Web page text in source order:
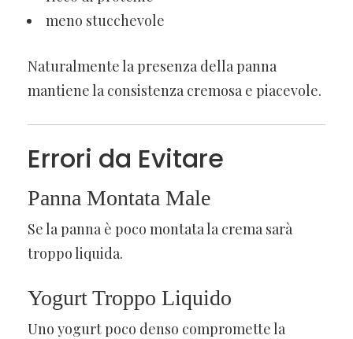
meno stucchevole
Naturalmente la presenza della panna
mantiene la consistenza cremosa e piacevole.
Errori da Evitare
Panna Montata Male
Se la panna è poco montata la crema sarà
troppo liquida.
Yogurt Troppo Liquido
Uno yogurt poco denso compromette la